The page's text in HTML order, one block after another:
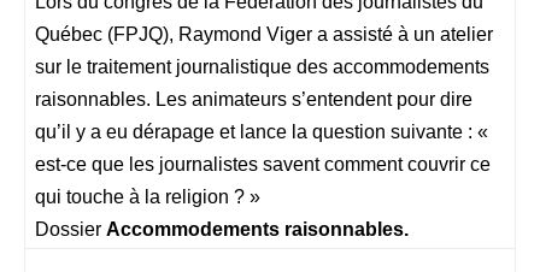
Québec (FPJQ), Raymond Viger a assisté à un atelier
sur le traitement journalistique des accommodements
raisonnables. Les animateurs s’entendent pour dire
qu’il y a eu dérapage et lance la question suivante : «
est-ce que les journalistes savent comment couvrir ce
qui touche à la religion ? »
Dossier Accommodements raisonnables.